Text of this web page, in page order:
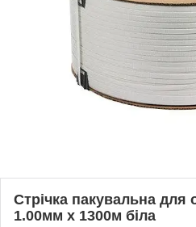
Стрічка пакувальна для
1.00мм x 1300м біла